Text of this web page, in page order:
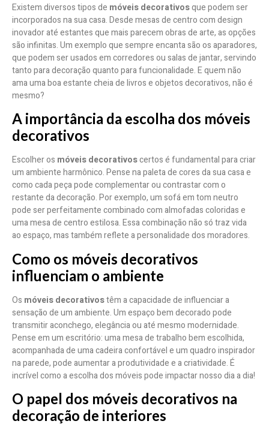
Existem diversos tipos de móveis decorativosque podem ser
incorporados na sua casa. Desde mesas de centro com design
inovador até estantes que mais parecem obras de arte, as opções
são infinitas. Um exemplo que sempre encanta são os aparadores,
que podem ser usados em corredores ou salas de jantar, servindo
tanto para decoração quanto para funcionalidade. E quem não
ama uma boa estante cheia de livros e objetos decorativos, não é
mesmo?
A importância da escolha dos móveis
decorativos
Escolher os móveis decorativoscertos é fundamental para criar
um ambiente harmônico. Pense na paleta de cores da sua casa e
como cada peça pode complementar ou contrastar com o
restante da decoração. Por exemplo, um sofá em tom neutro
pode ser perfeitamente combinado com almofadas coloridas e
uma mesa de centro estilosa. Essa combinação não só traz vida
ao espaço, mas também reflete a personalidade dos moradores.
Como os móveis decorativos
influenciam o ambiente
Os móveis decorativostêm a capacidade de influenciar a
sensação de um ambiente. Um espaço bem decorado pode
transmitir aconchego, elegância ou até mesmo modernidade.
Pense em um escritório: uma mesa de trabalho bem escolhida,
acompanhada de uma cadeira confortável e um quadro inspirador
na parede, pode aumentar a produtividade e a criatividade. É
incrível como a escolha dos móveis pode impactar nosso dia a dia!
O papel dos móveis decorativos na
decoração de interiores